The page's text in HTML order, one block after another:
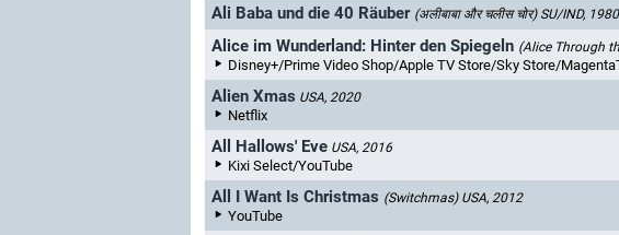
Ali Baba und die 40 Räuber (अलीबाबा और चलीस चोर) SU/IND, 1980
Alice im Wunderland: Hinter den Spiegeln (Alice Through
Disney+/Prime Video Shop/Apple TV Store/Sky Store/MagentaTV/
Alien Xmas USA, 2020
Netflix
All Hallows' Eve USA, 2016
Kixi Select/YouTube
All I Want Is Christmas (Switchmas) USA, 2012
YouTube